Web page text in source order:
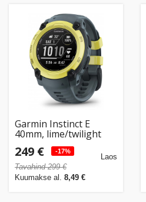
Garmin Instinct E
40mm, lime/twilight
249 € -17%
Tavahind 299 €
Kuumakse al. 8,49 €
Laos